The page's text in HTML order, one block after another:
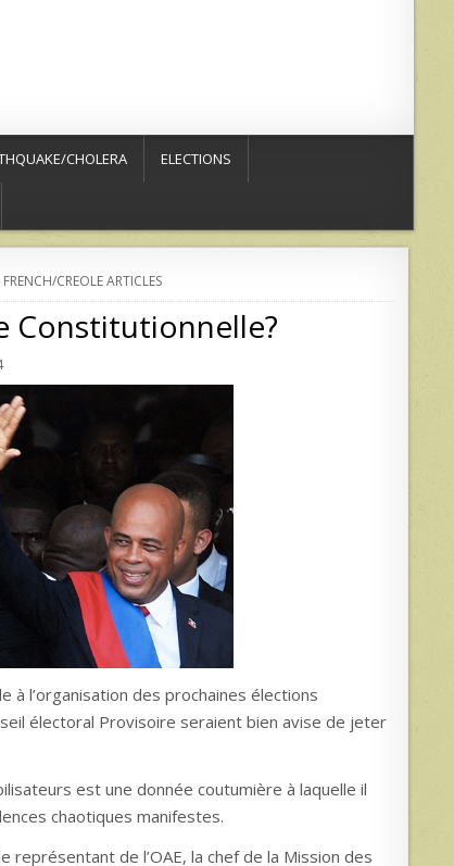
CHOLERA ELECTIONS
FRENCH/CREOLE ARTICLES
Constitutionnelle?
à l’organisation des prochaines élections
électoral Provisoire seraient bien avise de jeter
est une donnée coutumière à laquelle il
chaotiques manifestes.
représentant de l’OAE, la chef de la Mission des